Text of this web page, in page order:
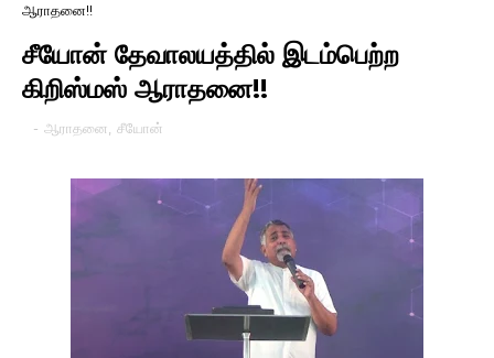
ஆராதனை!!
சீயோன் தேவாலயத்தில் இடம்பெற்ற
கிறிஸ்மஸ் ஆராதனை!!
- ஆராதனை சீயோன்